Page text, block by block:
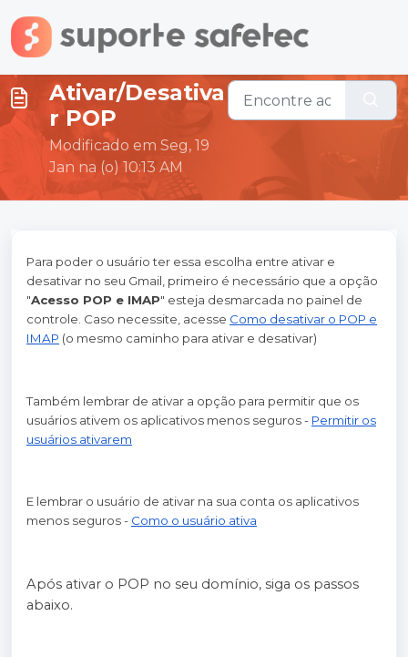
Ir para o conteúdo principal
Ativar/Desativa
r POP
Modificado em Seg, 19
Jan na (o) 10:13 AM
Para poder o usuário ter essa escolha entre ativar e
desativar no seu Gmail, primeiro é necessário que a opção
"Acesso POP e IMAP" esteja desmarcada no painel de
controle. Caso necessite, acesse Como desativar o POP e
IMAP (o mesmo caminho para ativar e desativar)
Também lembrar de ativar a opção para permitir que os
usuários ativem os aplicativos menos seguros - Permitir os
usuários ativarem
E lembrar o usuário de ativar na sua conta os aplicativos
menos seguros - Como o usuário ativa
Após ativar o POP no seu domínio, siga os passos
abaixo.